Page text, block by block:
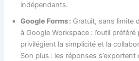
indépendants.
Google Forms : Gratuit, sans limite
à Google Workspace : l’outil
privilégient la simplicité et la
Son plus : les réponses